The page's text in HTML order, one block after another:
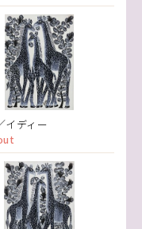
イディー